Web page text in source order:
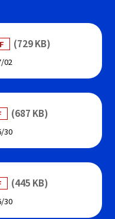
(729 KB)
02
(687 KB)
30
(445 KB)
30